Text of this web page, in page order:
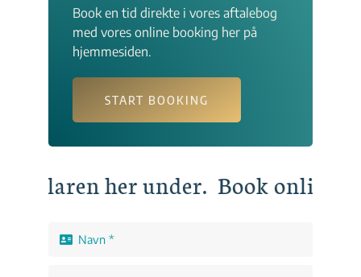
Book en tid direkte i vores aftalebog
med vores online booking her på
hjemmesiden.
START BOOKING
her under. Book online,